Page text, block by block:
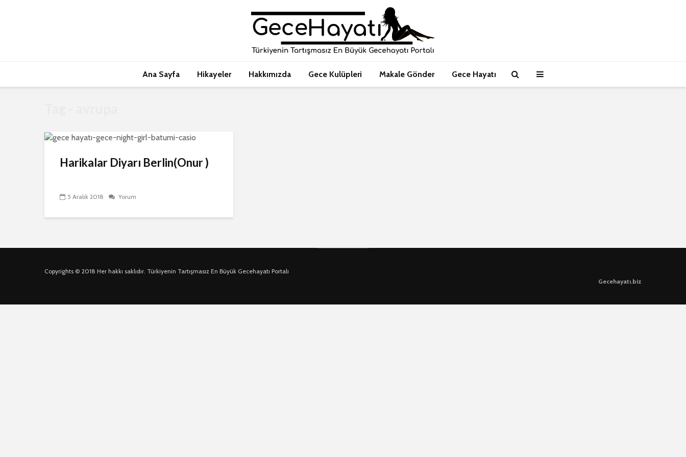
Ana Sayfa Hikayeler Hakkımızda Gece Kulüpleri Makale Gönder Gece Hayatı
Harikalar Diyarı Berlin(Onur )
5 Aralık 2018 Yorum
Copyrights © 2018 Her hakkı saklıdır. Türkiyenin Tartışmasız En Büyük Gecehayatı Portalı
Gecehayatı.biz